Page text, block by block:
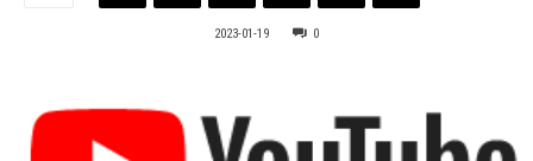
2023-01-19 0